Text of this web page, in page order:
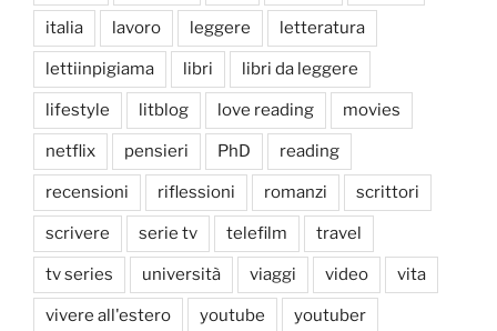
italia lavoro leggere letteratura
lettiinpigiama libri libri da leggere
lifestyle litblog love reading movies
netflix pensieri PhD reading
recensioni riflessioni romanzi scrittori
scrivere serie tv telefilm travel
tv series università viaggi video vita
vivere all'estero youtube youtuber